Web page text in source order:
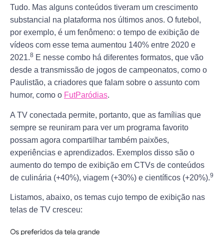
Tudo. Mas alguns conteúdos tiveram um crescimento
substancial na plataforma nos últimos anos. O futebol,
por exemplo, é um fenômeno: o tempo de exibição de
vídeos com esse tema aumentou 140% entre 2020 e
2021.8 E nesse combo há diferentes formatos, que vão
desde a transmissão de jogos de campeonatos, como o
Paulistão, a criadores que falam sobre o assunto com
humor, como o FutParódias.
A TV conectada permite, portanto, que as famílias que
sempre se reuniram para ver um programa favorito
possam agora compartilhar também paixões,
experiências e aprendizados. Exemplos disso são o
aumento do tempo de exibição em CTVs de conteúdos
de culinária (+40%), viagem (+30%) e científicos (+20%).9
Listamos, abaixo, os temas cujo tempo de exibição nas
telas de TV cresceu: